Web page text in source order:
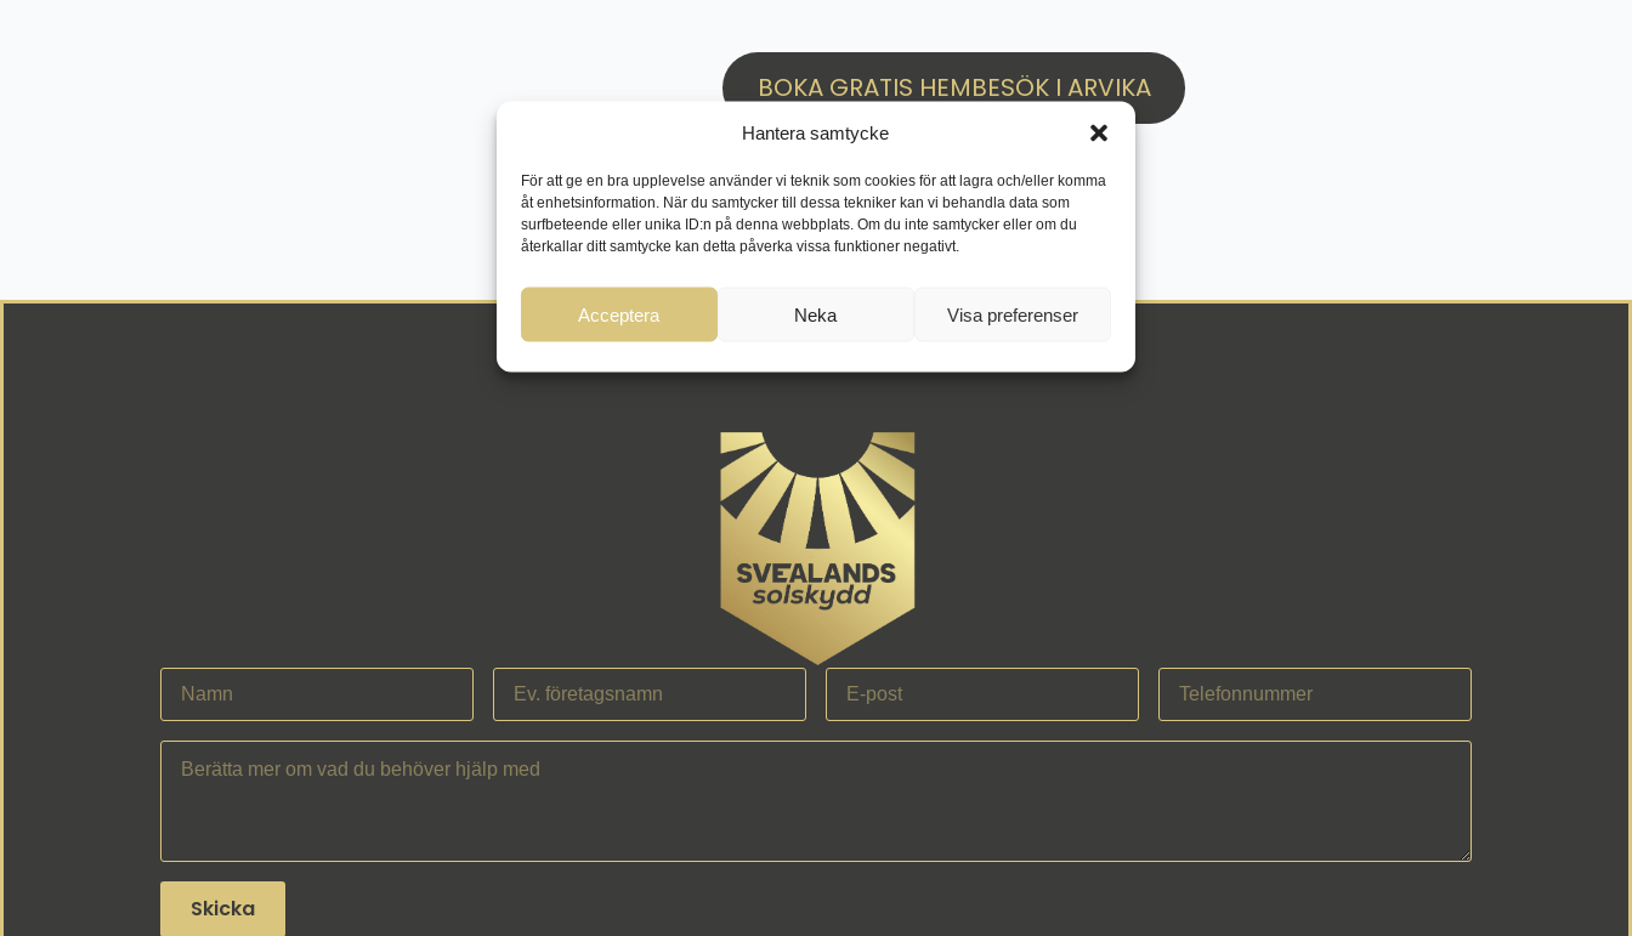
Hantera samtycke
För att ge en bra upplevelse använder vi teknik som cookies för att lagra och/eller komma
åt enhetsinformation. När du samtycker till dessa tekniker kan vi behandla data som
surfbeteende eller unika ID:n på denna webbplats. Om du inte samtycker eller om du
återkallar ditt samtycke kan detta påverka vissa funktioner negativt.
Acceptera Neka Visa preferenser
BOKA GRATIS HEMBESÖK I ARVIKA
Skicka